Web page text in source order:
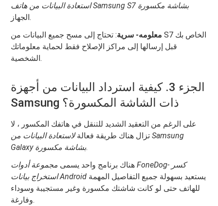
استعادة البيانات من هاتف Samsung S7 بشاشة مكسورة
الجهاز.
معلومه- سرية: تحتاج إلى مسح جميع البيانات من S7 الخاص بك
قبل إرسالها إلى مراكز الإصلاح فقط لحماية معلوماتك
الشخصية.
الجزء 3. كيفية استرداد البيانات من أجهزة
Samsung ذات الشاشة المكسورة؟
على الرغم من التعقيد الشديد للتنقل في هاتفك المكسور ، لا
تزال هناك طريقة فعالةلاستعادة البيانات من Samsung
Galaxy بشاشة مكسورة.
هناك برنامج واحد يسمى مجموعة أدوات FoneDog- كسر
استخراج بيانات Android
للهاتف حتى لو كانت شاشتك مكسورة وغير مستجيبة وسوداء
وفارغة.